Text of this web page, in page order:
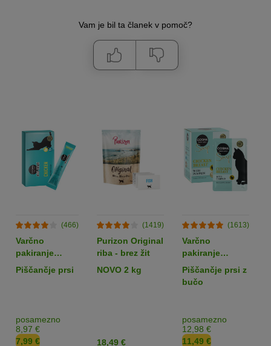
Vam je bil ta članek v pomoč?
(466)
Varčno
pakiranje
Cosma Jelly
Snack 24 x 14
Piščančje prsi
posamezno
8,97 €
7,99 €
(1419)
Purizon Original
riba - brez žit
NOVO 2 kg
18,49 €
(1613)
Varčno
pakiranje
Cosma Soup 24
x 40 g
Piščančje prsi z
bučo
posamezno
12,98 €
11,49 €